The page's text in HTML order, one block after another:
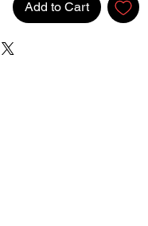
Add to Cart